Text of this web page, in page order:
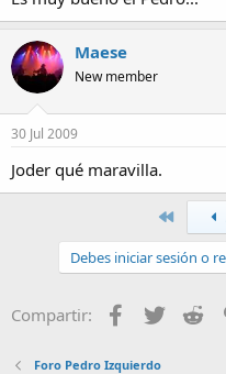
Maese
New member
30 Jul 2009
Joder qué maravilla.
Debes iniciar sesión o
Compartir: Facebook
Twitter
Foro Pedro Izquierdo